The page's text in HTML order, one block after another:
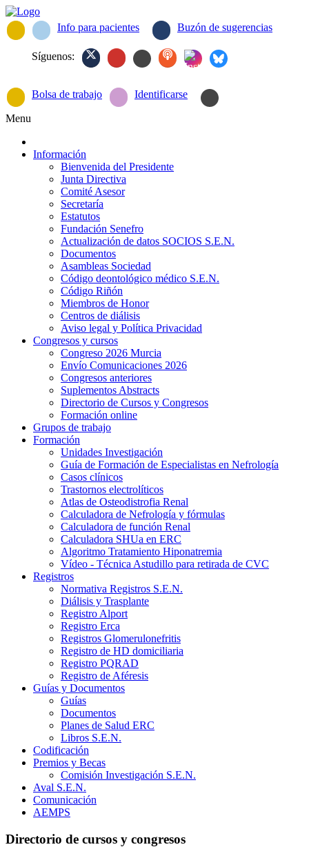
Info para pacientes Buzón de sugerencias
Síguenos:
Bolsa de trabajo Identificarse
Menu
Información
Bienvenida del Presidente
Junta Directiva
Comité Asesor
Secretaría
Estatutos
Fundación Senefro
Actualización de datos SOCIOS S.E.N.
Documentos
Asambleas Sociedad
Código deontológico médico S.E.N.
Código Riñón
Miembros de Honor
Centros de diálisis
Aviso legal y Política Privacidad
Congresos y cursos
Congreso 2026 Murcia
Envío Comunicaciones 2026
Congresos anteriores
Suplementos Abstracts
Directorio de Cursos y Congresos
Formación online
Grupos de trabajo
Formación
Unidades Investigación
Guía de Formación de Especialistas en Nefrología
Casos clínicos
Trastornos electrolíticos
Atlas de Osteodistrofia Renal
Calculadora de Nefrología y fórmulas
Calculadora de función Renal
Calculadora SHUa en ERC
Algoritmo Tratamiento Hiponatremia
Vídeo - Técnica Astudillo para retirada de CVC
Registros
Normativa Registros S.E.N.
Diálisis y Trasplante
Registro Alport
Registro Erca
Registros Glomerulonefritis
Registro de HD domiciliaria
Registro PQRAD
Registro de Aféresis
Guías y Documentos
Guías
Documentos
Planes de Salud ERC
Libros S.E.N.
Codificación
Premios y Becas
Comisión Investigación S.E.N.
Aval S.E.N.
Comunicación
AEMPS
Directorio de cursos y congresos